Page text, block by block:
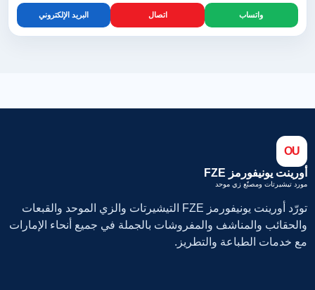
واتساب اتصال البريد الإلكتروني
OU
أورينت يونيفورمز FZE
مورد تيشيرتات ومصنّع زي موحد
تورّد أورينت يونيفورمز FZE التيشيرتات والزي الموحد والقبعات
والحقائب والمناشف والمفروشات بالجملة في جميع أنحاء الإمارات
مع خدمات الطباعة والتطريز.